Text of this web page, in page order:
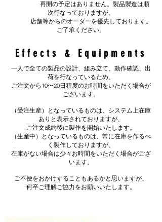
再開の予定はありません。製品製造は順
次行なっておりますが、
店舗等からのオーダーを優先しております。
ご了承ください。
Effects & Equipments
一人で全ての製品の設計、組み立て、動作確認、出
荷を行なっているため、
ご注文から10〜20日程度のお時間をいただく場合が
ございます。
（受注生産）となっているものは、システム上在庫
ありと表示されておりますが、
ご注文成約後に製作を開始いたします。
（生産中）となっているものは、常に在庫を作るべ
く製作しておりますが、
​在庫がない場合は少々お時間をいただく場合がござ
います。
​ご不便をおかけすることもあるかと思いますが、
何卒ご理解ご協力をお願いいたします。